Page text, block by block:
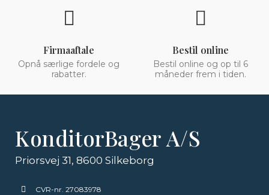
Firmaaftale
Opnå særlige fordele og
rabatter.
Bestil online
Bestil online og op til 6
måneder frem i tiden.
KonditorBager A/S
Priorsvej 31, 8600 Silkeborg
CVR-nr. 27083978